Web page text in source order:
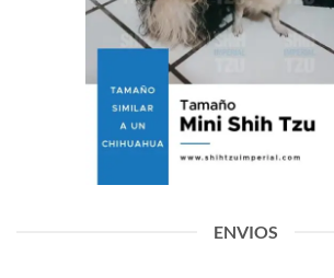
ENVIOS